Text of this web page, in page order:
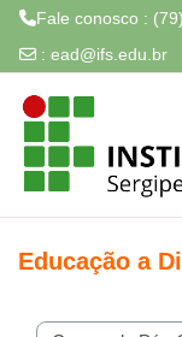
Fale conosco :
: ead@ifs.edu.br
Educação a